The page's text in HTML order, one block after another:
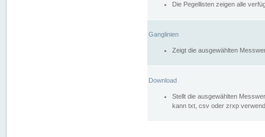
Die Pegellisten zeigen alle
Ganglinien
Zeigt die ausgewählten
Download
Stellt die ausgewählten
kann txt, csv oder zrxp